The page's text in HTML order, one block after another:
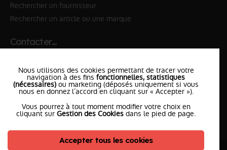
Rechercher un fournisseur
Rechercher un article ou une marque
Contacter…
✆ 18№National Sapeurs-Pompiers
le SDISle plus proche
l'équipePompierCenter
Nous utilisons des cookies permettant de tracer votre
navigation à des fins fonctionnelles, statistiques
(nécessaires) ou marketing (déposés uniquement si vous
nous en donnez l’accord en cliquant sur « Accepter »).
Vous pourrez à tout moment modifier votre choix en
cliquant sur Gestion des Cookies dans le pied de page.
Accepter tous les cookies